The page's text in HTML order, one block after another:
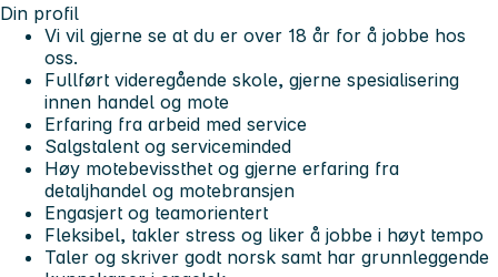
Din profil
Vi vil gjerne se at du er over 18 år for å jobbe hos
oss.
Fullført videregående skole, gjerne spesialisering
innen handel og mote
Erfaring fra arbeid med service
Salgstalent og serviceminded
Høy motebevissthet og gjerne erfaring fra
detaljhandel og motebransjen
Engasjert og teamorientert
Fleksibel, takler stress og liker å jobbe i høyt tempo
Taler og skriver godt norsk samt har grunnleggende